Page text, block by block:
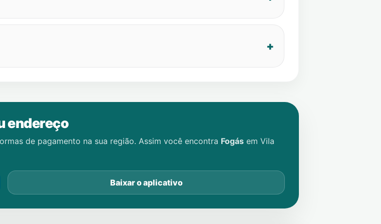
endereço
de pagamento na sua região. Assim você encontra Fogás em Vila
Baixar o aplicativo